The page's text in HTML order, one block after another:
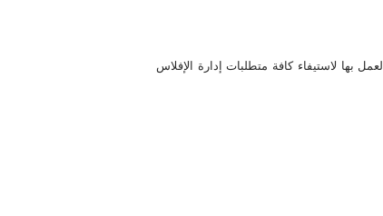
بها لاستيفاء كافة متطلبات إدارة الإفلاس